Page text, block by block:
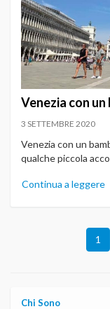
Venezia con un
3 SETTEMBRE 2020
Venezia con un
qualche piccola
Continua a leggere
1
Chi Sono